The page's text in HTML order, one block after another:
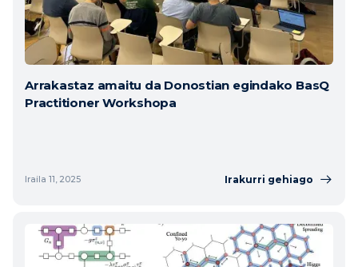
Arrakastaz amaitu da Donostian egindako BasQ
Practitioner Workshopa
Iraila 11, 2025 Irakurri gehiago